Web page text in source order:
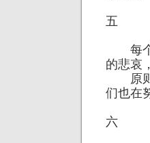
五
每个
的悲哀
原则
们也在
六